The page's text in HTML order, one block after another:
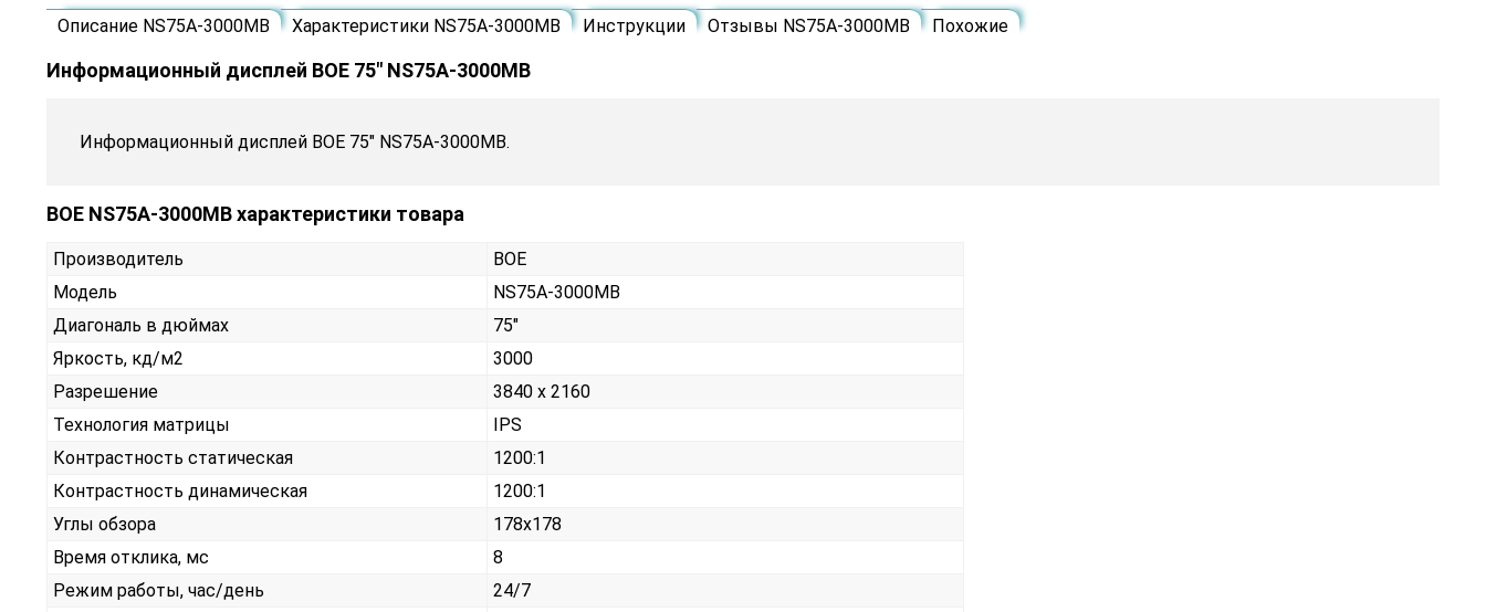
Описание NS75A-3000MB Характеристики NS75A-3000MB Инструкции Отзывы NS75A-3000MB Похожие
Информационный дисплей BOE 75" NS75A-3000MB
Информационный дисплей BOE 75" NS75A-3000MB.
BOE NS75A-3000MB характеристики товара
Производитель
BOE
Модель
NS75A-3000MB
Диагональ в дюймах
75"
Яркость, кд/м2
3000
Разрешение
3840 x 2160
Технология матрицы
IPS
Контрастность статическая
1200:1
Контрастность динамическая
1200:1
Углы обзора
178x178
Время отклика, мс
8
Режим работы, час/день
24/7